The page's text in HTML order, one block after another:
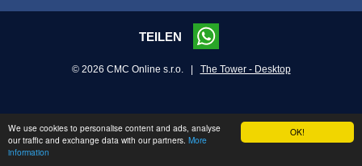
OK!
We use cookies to personalise content and ads, analyse
our traffic and exchange data with our partners. More
information
TEILEN
© 2026 CMC Online s.r.o. | The Tower - Desktop